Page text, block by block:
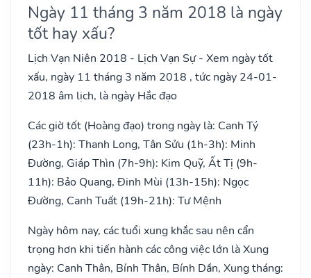
Ngày 11 tháng 3 năm 2018 là ngày
tốt hay xấu?
Lịch Vạn Niên 2018 - Lịch Vạn Sự - Xem ngày tốt
xấu, ngày 11 tháng 3 năm 2018 , tức ngày 24-01-
2018 âm lịch, là ngày Hắc đạo
Các giờ tốt (Hoàng đạo) trong ngày là: Canh Tý
(23h-1h): Thanh Long, Tân Sửu (1h-3h): Minh
Đường, Giáp Thìn (7h-9h): Kim Quỹ, Ất Tị (9h-
11h): Bảo Quang, Đinh Mùi (13h-15h): Ngọc
Đường, Canh Tuất (19h-21h): Tư Mệnh
Ngày hôm nay, các tuổi xung khắc sau nên cẩn
trọng hơn khi tiến hành các công việc lớn là Xung
ngày: Canh Thân, Bính Thân, Bính Dần, Xung tháng: